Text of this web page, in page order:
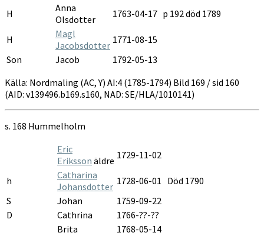
H
Anna
Olsdotter
1763-04-17 p 192 död 1789
H
Magl
Jacobsdotter 1771-08-15
Son
Jacob
1792-05-13
Källa: Nordmaling (AC, Y) AI:4 (1785-1794) Bild 169 / sid 160
(AID: v139496.b169.s160, NAD: SE/HLA/1010141)
s. 168 Hummelholm
Eric
Eriksson äldre 1729-11-02
h
Catharina
Johansdotter 1728-06-01 Död 1790
S
Johan
1759-09-22
D
Cathrina
1766-??-??
Brita
1768-05-14